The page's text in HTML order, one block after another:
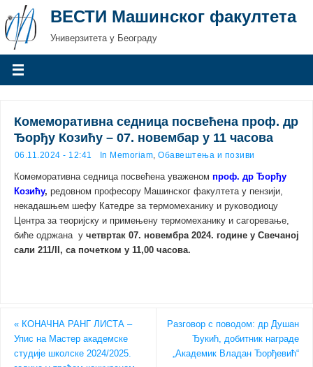
ВЕСТИ Машинског факултета
Универзитета у Београду
Комеморативна седница посвећена проф. др
Ђорђу Козићу – 07. новембар у 11 часова
06.11.2024 - 12:41 In Memoriam,Обавештења и позиви
Комеморативна седница посвећена уваженом проф. др Ђорђу
Козићу, редовном професору Машинског факултета у пензији,
некадашњем шефу Катедре за термомеханику и руководиоцу
Центра за теоријску и примењену термомеханику и сагоревање,
биће одржана у четвртак 07. новембра 2024. године у Свечаној
сали 211/II, са почетком у 11,00 часова.
«КОНАЧНА РАНГ ЛИСТА –
Упис на Мастер академске
студије школске 2024/2025.
Разговор с поводом: др Душан
Ђукић, добитник награде
„Академик Владан Ђорђевић“